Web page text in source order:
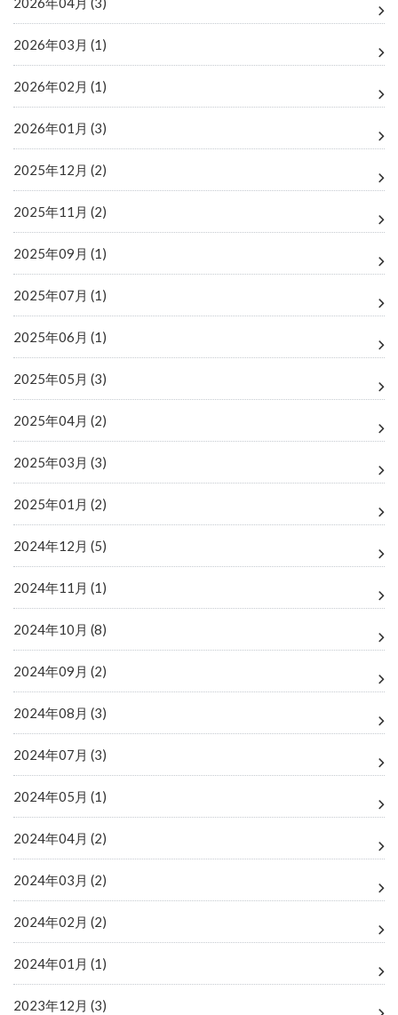
2026年03月 (1)
2026年02月 (1)
2026年01月 (3)
2025年12月 (2)
2025年11月 (2)
2025年09月 (1)
2025年07月 (1)
2025年06月 (1)
2025年05月 (3)
2025年04月 (2)
2025年03月 (3)
2025年01月 (2)
2024年12月 (5)
2024年11月 (1)
2024年10月 (8)
2024年09月 (2)
2024年08月 (3)
2024年07月 (3)
2024年05月 (1)
2024年04月 (2)
2024年03月 (2)
2024年02月 (2)
2024年01月 (1)
2023年12月 (3)